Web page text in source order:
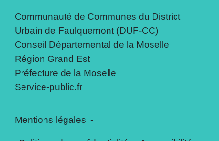
Communauté de Communes du District
Urbain de Faulquemont (DUF-CC)
Conseil Départemental de la Moselle
Région Grand Est
Préfecture de la Moselle
Service-public.fr
Mentions légales -